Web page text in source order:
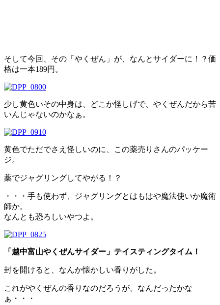
そして今回、その「やくぜん」が、なんとサイダーに！？価
格は一本189円。
少し黄色いその中身は、どこか怪しげで、やくぜんだから苦
いんじゃないのかなぁ。
黄色でただでさえ怪しいのに、この薬売りさんのパッケー
ジ。
薬でジャグリングしてやがる！？
・・・手も使わず、ジャグリングとはもはや魔法使いか魔術
師か。
なんとも恐ろしいやつよ。
「越中富山やくぜんサイダー」テイスティングタイム！
封を開けると、なんか懐かしい香りがした。
これがやくぜんの香りなのだろうが、なんだったかな
ぁ・・・